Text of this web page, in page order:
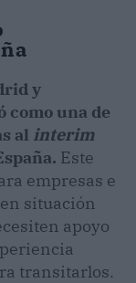
y
como una de
al interim
Este
empresas e
situación
apoyo
transitarlos.